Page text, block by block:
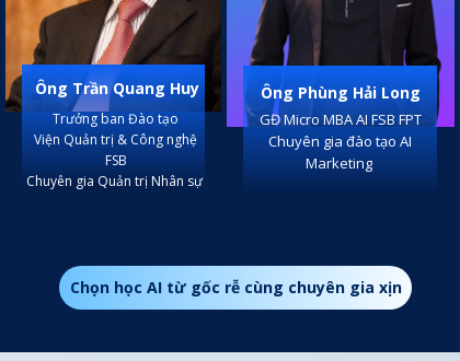
Chọn học AI từ gốc rễ cùng chuyên gia xịn
Trưởng ban Đào tạo
Viện Quản trị & Công nghệ
FSB
Chuyên gia Quản trị Nhân sự
Ông Trần Quang Huy
GĐ Micro MBA AI FSB FPT
Chuyên gia đào tạo AI
Marketing
Ông Phùng Hải Long